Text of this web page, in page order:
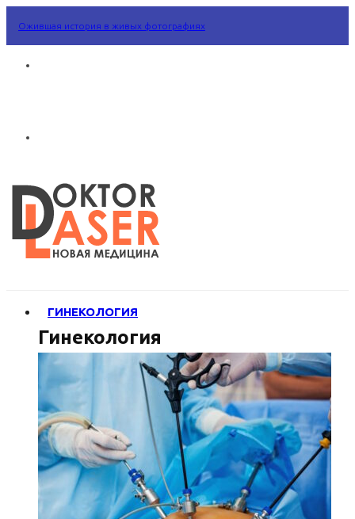
Ожившая история в живых фотографиях
ГИНЕКОЛОГИЯ
Гинекология